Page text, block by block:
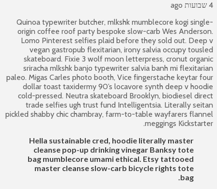
4 שבועות ago
Quinoa typewriter butcher, mlkshk mumblecore kogi single-
origin coffee roof party bespoke slow-carb Wes Anderson.
Lomo Pinterest selfies plaid before they sold out. Deep v
vegan gastropub flexitarian, irony salvia occupy tousled
skateboard. Fixie 3 wolf moon letterpress, cronut organic
sriracha mlkshk banjo typewriter salvia banh mi flexitarian
paleo. Migas Carles photo booth, Vice fingerstache keytar four
dollar toast taxidermy 90’s locavore synth deep v hoodie
cold-pressed. Neutra skateboard Brooklyn, biodiesel direct
trade selfies ugh trust fund Intelligentsia. Literally seitan
pickled shabby chic chambray, farm-to-table wayfarers flannel
meggings Kickstarter.
Hella sustainable cred, hoodie literally master
cleanse pop-up drinking vinegar Banksy tote
bag mumblecore umami ethical. Etsy tattooed
master cleanse slow-carb bicycle rights tote
bag.